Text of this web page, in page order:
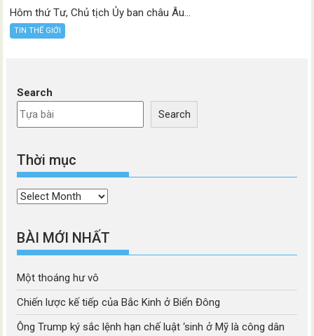
Hôm thứ Tư, Chủ tịch Ủy ban châu Âu...
TIN THẾ GIỚI
Search
Search
Thời mục
Thời
BÀI MỚI NHẤT
Một thoáng hư vô
Chiến lược kế tiếp của Bắc Kinh ở Biển Đông
Ông Trump ký sắc lệnh hạn chế luật ‘sinh ở Mỹ là công dân